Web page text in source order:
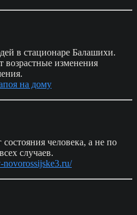
в стационаре Балашихи.
изменения
на дому
человека, а не по
случаев.